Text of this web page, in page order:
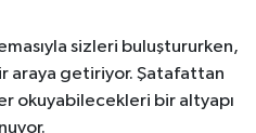
sizleri buluştururken,
araya getiriyor. Şatafattan
okuyabilecekleri bir altyapı